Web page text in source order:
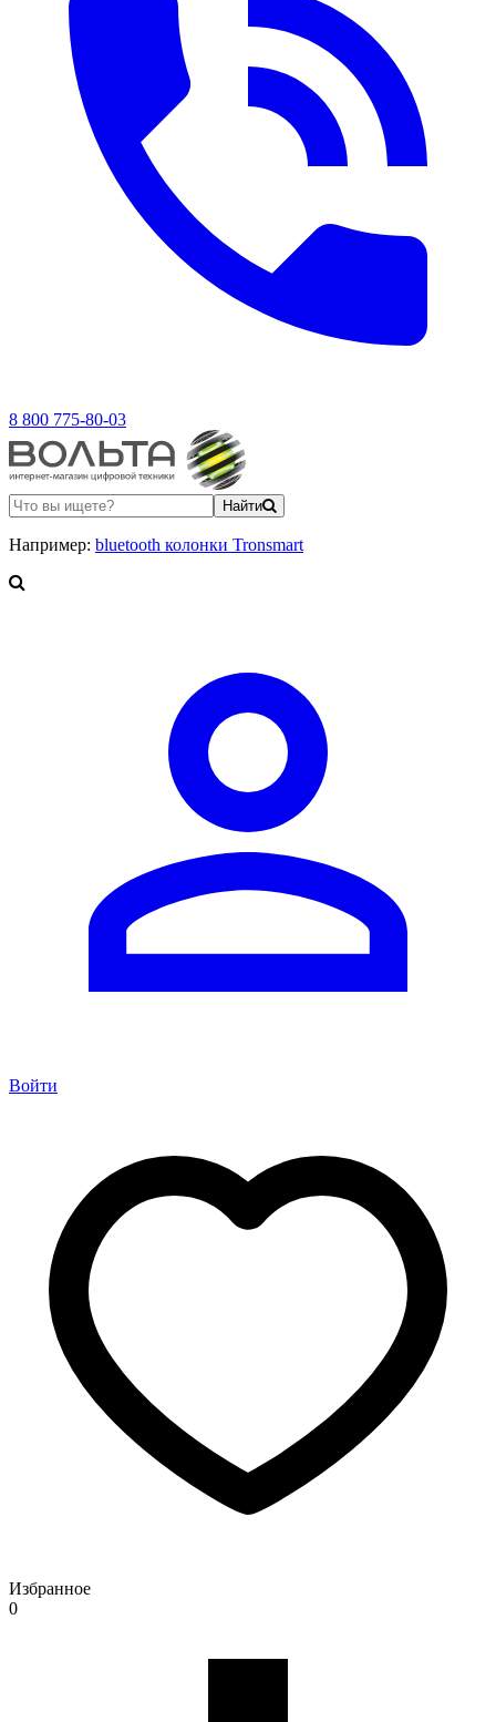
8 800 775-80-03
Найти
Например: bluetooth колонки Tronsmart
Войти
Избранное
0